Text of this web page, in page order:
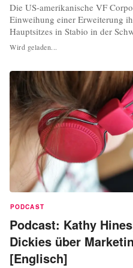
Die US-amerikanische VF
Einweihung einer Erweiterung
Hauptsitzes in Stabio in der
gegeben. Die 2.500
umfasst Büros, flexible
Wellness und Sport. Der Standort
Menschen zusammenbringen
Wird geladen...
PODCAST
Podcast: Kathy
Dickies über
[Englisch]